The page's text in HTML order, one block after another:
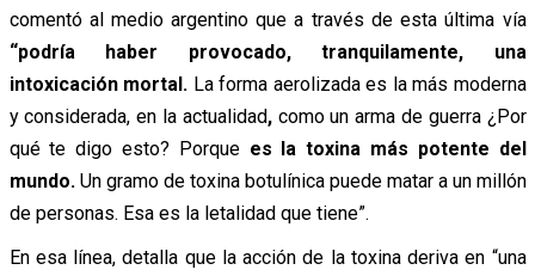
comentó al medio argentino que a través de esta última vía
“podría haber provocado, tranquilamente, una
intoxicación mortal. La forma aerolizada es la más moderna
y considerada, en la actualidad, como un arma de guerra ¿Por
qué te digo esto? Porque es la toxina más potente del
mundo. Un gramo de toxina botulínica puede matar a un millón
de personas. Esa es la letalidad que tiene”.
En esa línea, detalla que la acción de la toxina deriva en “una